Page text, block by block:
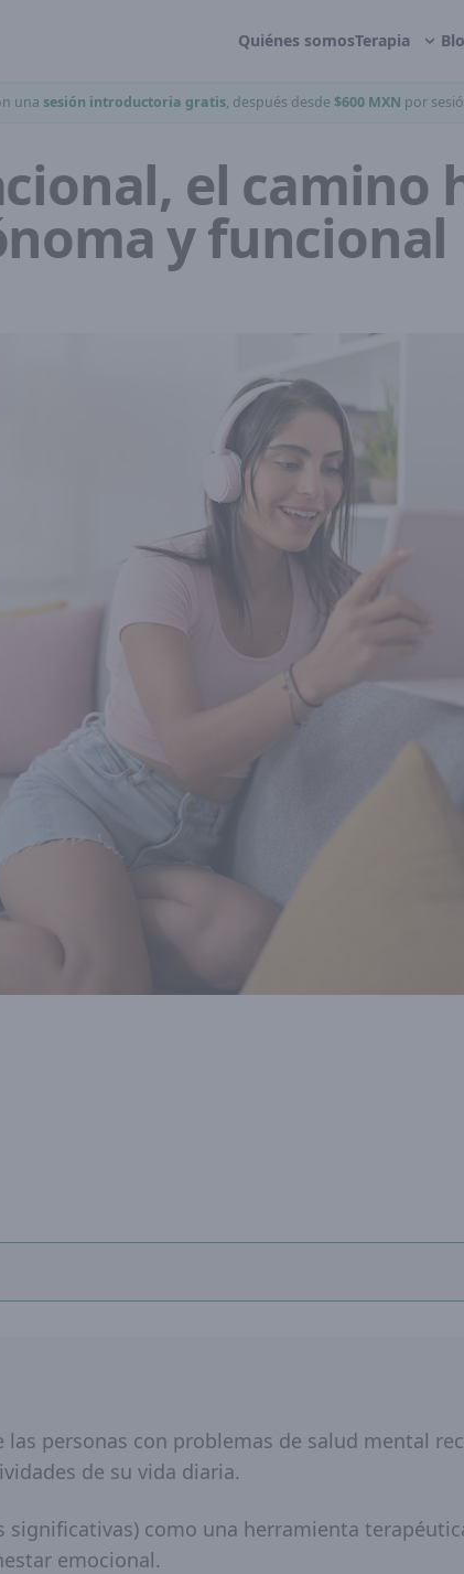
Quiénes somosTerapia
una sesión introductoria gratis, después desde $600 MXN por
el camino
y funcional
las personas con problemas de salud mental
de su vida diaria.
significativas) como una herramienta
emocional.